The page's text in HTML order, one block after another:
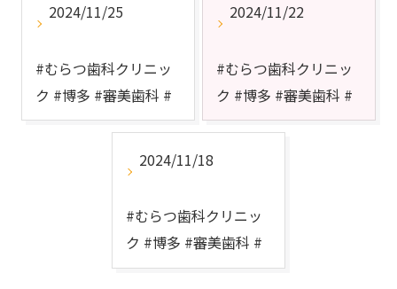
2024/11/25
#むらつ歯科クリニッ
ク #博多 #審美歯科 #
短期間で治療 ...
2024/11/22
#むらつ歯科クリニッ
ク #博多 #審美歯科 #
短期間で治療 ...
2024/11/18
#むらつ歯科クリニッ
ク #博多 #審美歯科 #
短期間で治療 ...